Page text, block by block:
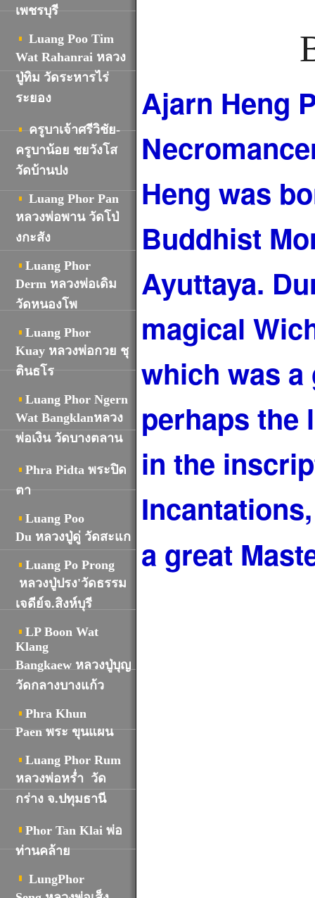
เพชรบุรี
Luang Poo Tim
Wat Rahanrai หลวง
ปู่ทิม วัดระหารไร่
ระยอง
ครูบาเจ้าศรีวิชัย-
ครูบาน้อย ชยวังโส
วัดบ้านปง
Luang Phor Pan
หลวงพ่อพาน วัดโป่
งกะสัง
Luang Phor
Derm หลวงพ่อเดิม
วัดหนองโพ
Luang Phor
Kuay หลวงพ่อกวย ชุ
ตินธโร
Luang Phor Ngern
Wat Bangklanหลวง
พ่อเงิน วัดบางตลาน
Phra Pidta พระปิด
ตา
Luang Poo
Du หลวงปู่ดู่ วัดสะแก
Luang Po Prong
หลวงปู่ปรง'วัดธรรม
เจดีย์จ.สิงห์บุรี
LP Boon Wat
Klang
Bangkaew หลวงปู่บุญ
วัดกลางบางแก้ว
Phra Khun
Paen พระ ขุนแผน
Luang Phor Rum
หลวงพ่อหร่ำ วัด
กร่าง จ.ปทุมธานี
Phor Tan Klai พ่อ
ท่านคล้าย
LungPhor
Ajarn Heng
Heng was
Buddhist
Ayuttaya.
magical
which was
perhaps the
in the
a great